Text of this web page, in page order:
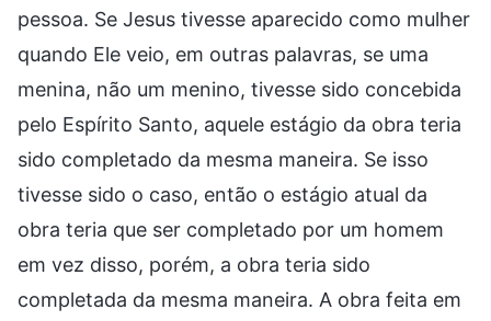
pessoa. Se Jesus tivesse aparecido como mulher
quando Ele veio, em outras palavras, se uma
menina, não um menino, tivesse sido concebida
pelo Espírito Santo, aquele estágio da obra teria
sido completado da mesma maneira. Se isso
tivesse sido o caso, então o estágio atual da
obra teria que ser completado por um homem
em vez disso, porém, a obra teria sido
completada da mesma maneira. A obra feita em